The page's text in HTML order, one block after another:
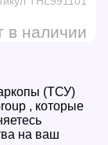
в наличии
(ТСУ)
, которые
на ваш